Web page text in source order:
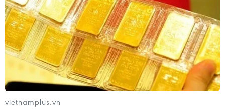
Trung tâm Phối hợp tìm kiếm, cứu nạn hàng hải Khu vực
IV đã đưa một thuyền viên nước ngoài bị thương do tai
nạn lao động trên biển, ảnh hưởng nghiêm trọng đến
tính mạng vào Cảng Nha Trang an toàn.
vietnamplus.vn